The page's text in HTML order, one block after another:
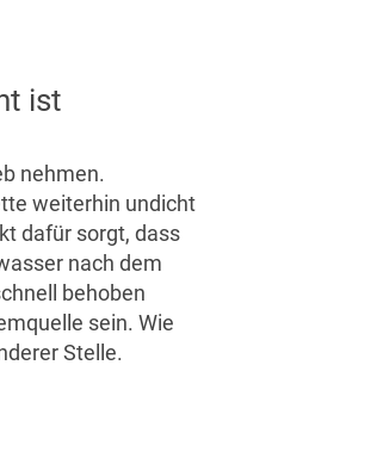
ist
nehmen.
weiterhin undicht
dafür sorgt, dass
nach dem
behoben
sein. Wie
Stelle.